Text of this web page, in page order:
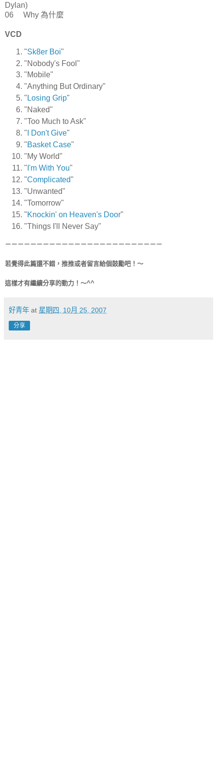
Dylan)
06 Why 為什麼
VCD
"Sk8er Boi"
"Nobody's Fool"
"Mobile"
"Anything But Ordinary"
" Losing Grip"
"Naked"
"Too Much to Ask"
" I Don't Give"
"Basket Case"
"My World"
" I'm With You"
"Complicated"
"Unwanted"
"Tomorrow"
"Knockin' on Heaven's Door"
"Things I'll Never Say"
－－－－－－－－－－－－－－－－－－－－－－－－－
若覺得此篇還不錯，推推或者留言給個鼓勵吧！～
這樣才有繼續分享的動力！～^^
好青年 at 星期四, 10月 25, 2007
分享